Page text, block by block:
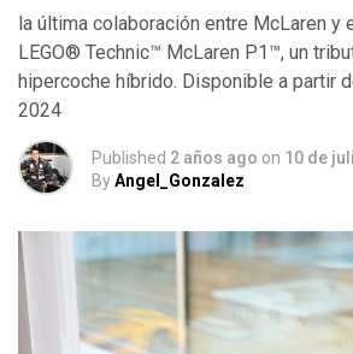
la última colaboración entre McLaren y
LEGO® Technic™ McLaren P1™, un
hipercoche híbrido. Disponible a partir
2024
Published 2 años ago on 10 de
ByAngel_Gonzalez